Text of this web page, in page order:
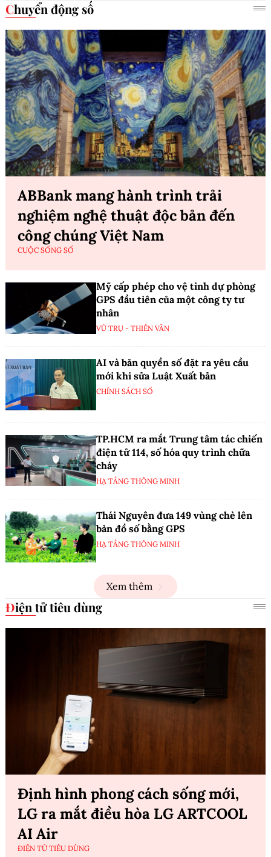
Chuyển động số
ABBank mang hành trình trải
nghiệm nghệ thuật độc bản đến
công chúng Việt Nam
CUỘC SỐNG SỐ
Mỹ cấp phép cho vệ tinh dự phòng
GPS đầu tiên của một công ty tư
nhân
VŨ TRỤ - THIÊN VĂN
AI và bản quyền số đặt ra yêu cầu
mới khi sửa Luật Xuất bản
CHÍNH SÁCH SỐ
TP.HCM ra mắt Trung tâm tác chiến
điện tử 114, số hóa quy trình chữa
cháy
HẠ TẦNG THÔNG MINH
Thái Nguyên đưa 149 vùng chè lên
bản đồ số bằng GPS
HẠ TẦNG THÔNG MINH
Xem thêm
Điện tử tiêu dùng
Định hình phong cách sống mới,
LG ra mắt điều hòa LG ARTCOOL
AI Air
ĐIỆN TỬ TIÊU DÙNG